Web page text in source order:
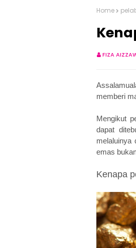
Home
FIZA
memberi
Mengikut
dapat
melaluinya
emas
Kenapa